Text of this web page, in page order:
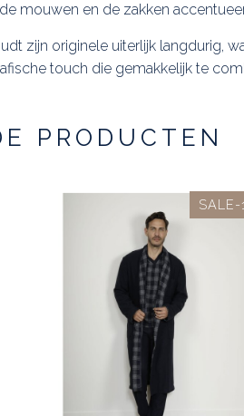
mouwen en de zakken
zijn originele uiterlijk langdurig,
touch die gemakkelijk te
PRODUCTEN
SALE-